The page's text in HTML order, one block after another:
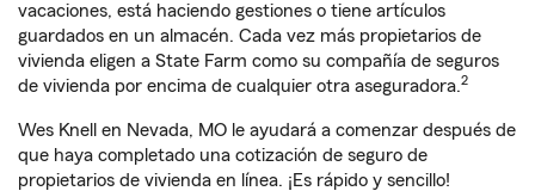
vacaciones, está haciendo gestiones o tiene artículos
guardados en un almacén. Cada vez más propietarios de
vivienda eligen a State Farm como su compañía de seguros
de vivienda por encima de cualquier otra aseguradora.2
Wes Knell en Nevada, MO le ayudará a comenzar después de
que haya completado una cotización de seguro de
propietarios de vivienda en línea. ¡Es rápido y sencillo!